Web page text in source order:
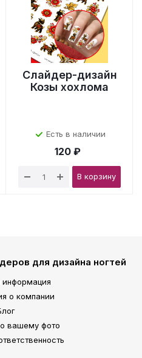
Слайдер-дизайн
Козы хохлома
Есть в наличии
120 ₽
В корзину
для дизайна ногтей
о компании
вашему фото